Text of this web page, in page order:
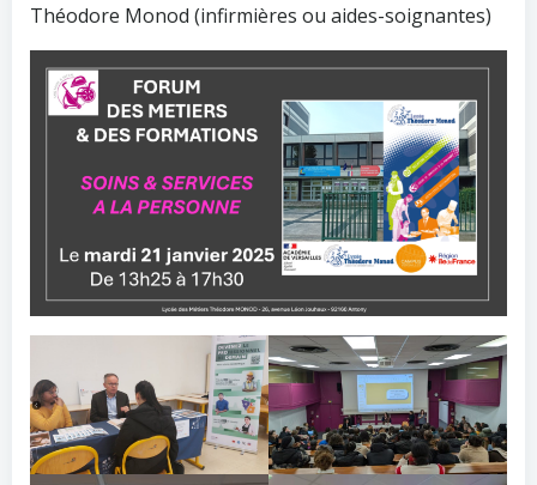
Théodore Monod (infirmières ou aides-soignantes)